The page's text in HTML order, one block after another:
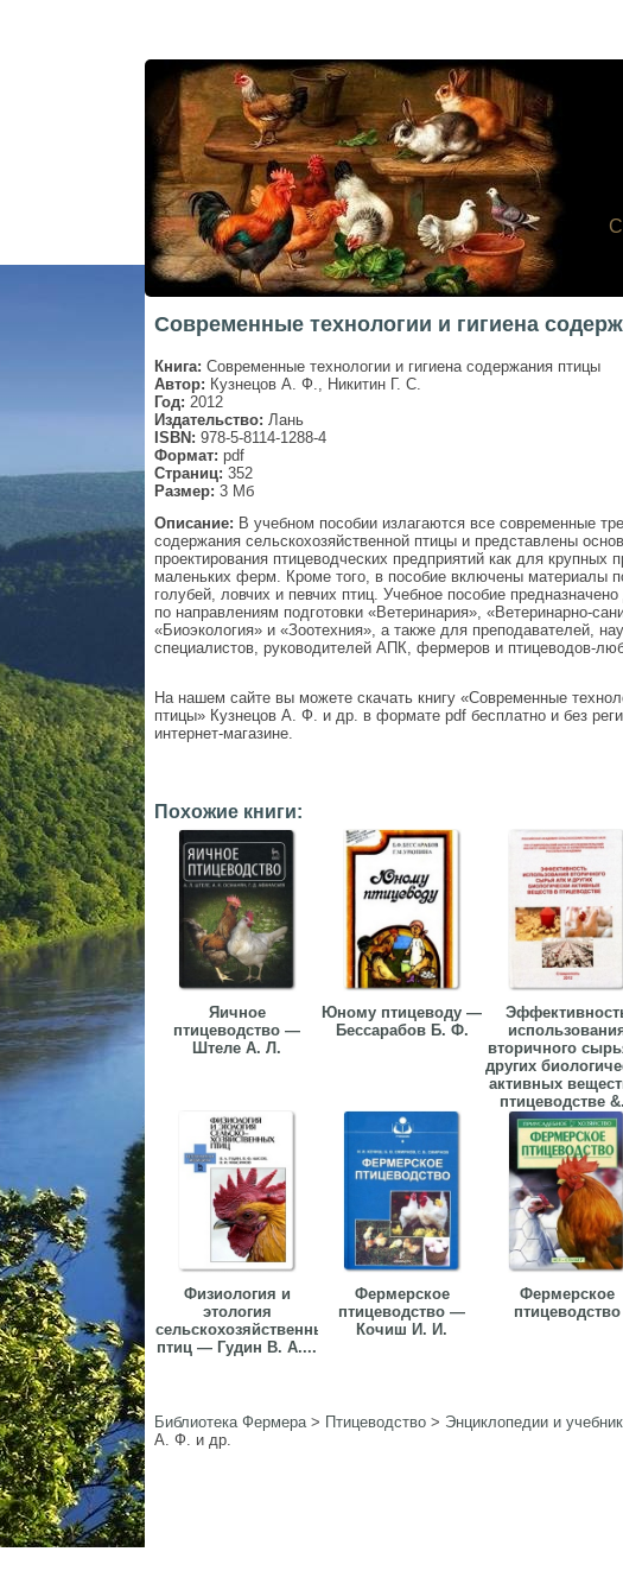
Современные технологии и гигиена
Книга: Современные технологии и гигиена содержания птицы
Автор: Кузнецов А. Ф., Никитин Г. С.
Год: 2012
Издательство: Лань
ISBN: 978-5-8114-1288-4
Формат: pdf
Страниц: 352
Размер: 3 Мб
Описание: В учебном пособии излагаются все современные
содержания сельскохозяйственной птицы и представлены
проектирования птицеводческих предприятий как для крупных
маленьких ферм. Кроме того, в пособие включены материалы
голубей, ловчих и певчих птиц. Учебное пособие
по направлениям подготовки «Ветеринария», «Ветеринарно-
«Биоэкология» и «Зоотехния», а также для преподавателей,
специалистов, руководителей АПК, фермеров и птицеводов-
На нашем сайте вы можете скачать книгу «Современные
птицы» Кузнецов А. Ф. и др. в формате pdf бесплатно и без
интернет-магазине.
Похожие книги:
Яичное
птицеводство —
Штеле А. Л.
Юному птицеводу —
Бессарабов Б. Ф.
вторичного
других
активных
птицеводстве
Физиология и
этология
сельскохозяйственных
птиц — Гудин В. А....
Фермерское
птицеводство —
Кочиш И. И.
Фермерское
птицеводство
Библиотека Фермера> Птицеводство > Энциклопедии и
А. Ф. и др.